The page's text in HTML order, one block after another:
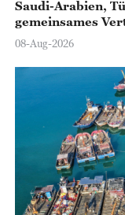
Saudi-Arabien,
gemeinsames
08-Aug-2026